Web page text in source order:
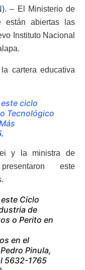
). – El Ministerio de
están abiertas las
Instituto Nacional
cartera educativa
ciclo
Tecnológico
y la ministra de
este
Ciclo
de
o Perito en
en el
Pinula,
5632-1765